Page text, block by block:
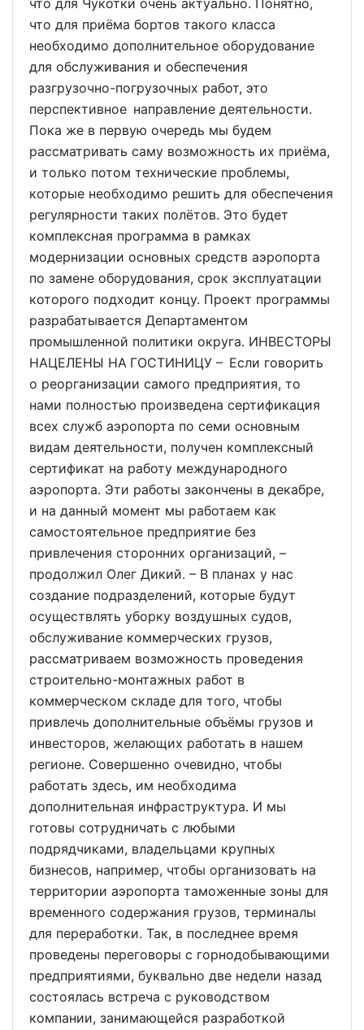
что для Чукотки очень актуально. Понятно,
что для приёма бортов такого класса
необходимо дополнительное оборудование
для обслуживания и обеспечения
разгрузочно-погрузочных работ, это
перспективное направление деятельности.
Пока же в первую очередь мы будем
рассматривать саму возможность их приёма,
и только потом технические проблемы,
которые необходимо решить для обеспечения
регулярности таких полётов. Это будет
комплексная программа в рамках
модернизации основных средств аэропорта
по замене оборудования, срок эксплуатации
которого подходит концу. Проект программы
разрабатывается Департаментом
промышленной политики округа. ИНВЕСТОРЫ
НАЦЕЛЕНЫ НА ГОСТИНИЦУ – Если говорить
о реорганизации самого предприятия, то
нами полностью произведена сертификация
всех служб аэропорта по семи основным
видам деятельности, получен комплексный
сертификат на работу международного
аэропорта. Эти работы закончены в декабре,
и на данный момент мы работаем как
самостоятельное предприятие без
привлечения сторонних организаций, –
продолжил Олег Дикий. – В планах у нас
создание подразделений, которые будут
осуществлять уборку воздушных судов,
обслуживание коммерческих грузов,
рассматриваем возможность проведения
строительно-монтажных работ в
коммерческом складе для того, чтобы
привлечь дополнительные объёмы грузов и
инвесторов, желающих работать в нашем
регионе. Совершенно очевидно, чтобы
работать здесь, им необходима
дополнительная инфраструктура. И мы
готовы сотрудничать с любыми
подрядчиками, владельцами крупных
бизнесов, например, чтобы организовать на
территории аэропорта таможенные зоны для
временного содержания грузов, терминалы
для переработки. Так, в последнее время
проведены переговоры с горнодобывающими
предприятиями, буквально две недели назад
состоялась встреча с руководством
компании, занимающейся разработкой